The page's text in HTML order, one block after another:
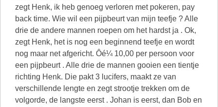
zegt Henk, ik heb genoeg verloren met pokeren, pay
back time. Wie wil een pijpbeurt van mijn teefje ? Alle
drie de andere mannen roepen om het hardst ja . Ok,
zegt Henk, het is nog een beginnend teefje en wordt
nog maar net afgericht. Ôé¼ 10,00 per persoon voor
een pijpbeurt . Alle drie de mannen gooien een tientje
richting Henk. Die pakt 3 lucifers, maakt ze van
verschillende lengte en zegt strootje trekken om de
volgorde, de langste eerst . Johan is eerst, dan Bob en